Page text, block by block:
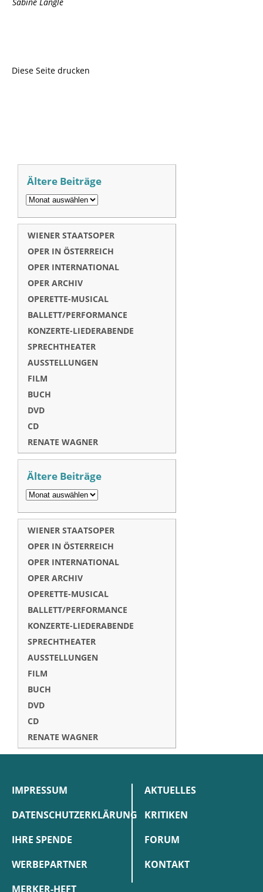
Diese Seite drucken
Ältere Beiträge
WIENER STAATSOPER
OPER IN ÖSTERREICH
OPER INTERNATIONAL
OPER ARCHIV
OPERETTE-MUSICAL
BALLETT/PERFORMANCE
KONZERTE-LIEDERABENDE
SPRECHTHEATER
AUSSTELLUNGEN
FILM
BUCH
DVD
CD
RENATE WAGNER
Ältere Beiträge
WIENER STAATSOPER
OPER IN ÖSTERREICH
OPER INTERNATIONAL
OPER ARCHIV
OPERETTE-MUSICAL
BALLETT/PERFORMANCE
KONZERTE-LIEDERABENDE
SPRECHTHEATER
AUSSTELLUNGEN
FILM
BUCH
DVD
CD
RENATE WAGNER
IMPRESSUM
DATENSCHUTZERKLÄRUNG
IHRE SPENDE
WERBEPARTNER
MERKER-HEFT
AKTUELLES
KRITIKEN
FORUM
KONTAKT